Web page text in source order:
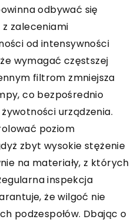
odbywać się
zaleceniami
od intensywności
wymagać częstszej
filtrom zmniejsza
co bezpośrednio
urządzenia.
poziom
zbyt wysokie stężenie
na materiały, z których
inspekcja
że wilgoć nie
podzespołów. Dbając o